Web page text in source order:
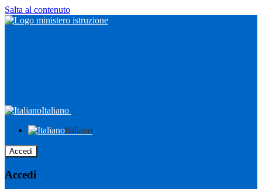
Salta al contenuto
Italiano
Italiano
Accedi
Accedi